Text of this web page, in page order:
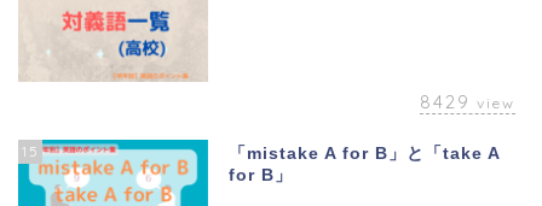
8429 view
15
「mistake A for B」と「take A
for B」